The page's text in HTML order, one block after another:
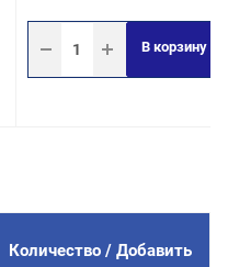
В корзину
Количество / Добавить